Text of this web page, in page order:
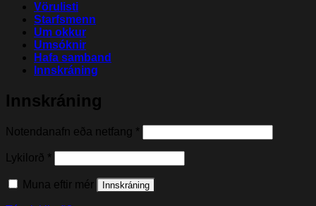
Vörulisti
Starfsmenn
Um okkur
Umsóknir
Hafa samband
Innskráning
Innskráning
Notendanafn eða netfang *
Lykilorð *
Muna eftir mér Innskráning